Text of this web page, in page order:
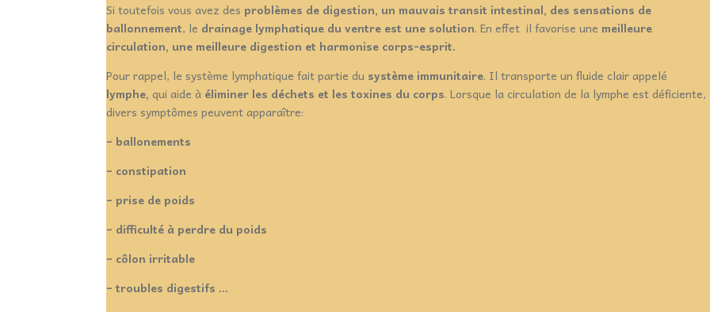
Si toutefois vous avez des problèmes de digestion, un mauvais transit intestinal, des sensations de
ballonnement, le drainage lymphatique du ventre est une solution. En effet il favorise une meilleure
circulation, une meilleure digestion et harmonise corps-esprit.
Pour rappel, le système lymphatique fait partie du système immunitaire. Il transporte un fluide clair appelé
lymphe, qui aide à éliminer les déchets et les toxines du corps. Lorsque la circulation de la lymphe est déficiente,
divers symptômes peuvent apparaître:
– ballonements
– constipation
– prise de poids
– difficulté à perdre du poids
– côlon irritable
– troubles digestifs …